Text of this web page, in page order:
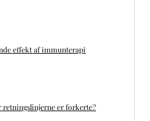
effekt af immunterapi
retningslinjerne er forkerte?